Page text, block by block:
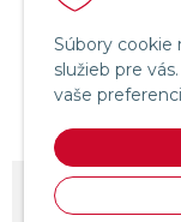
Súbory cookie
služieb pre
vaše
© 2026 KOH-I-